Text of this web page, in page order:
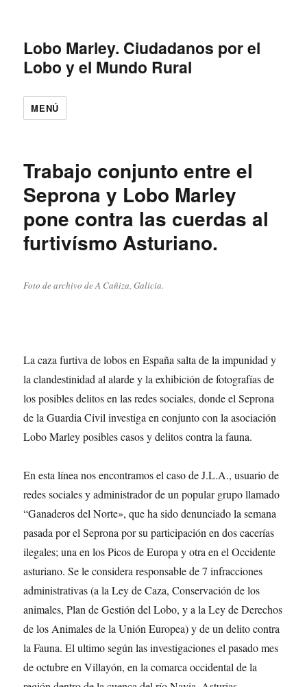
Lobo Marley. Ciudadanos por el
Lobo y el Mundo Rural
MENÚ
Trabajo conjunto entre el
Seprona y Lobo Marley
pone contra las cuerdas al
furtivísmo Asturiano.
Foto de archivo de A Cañiza, Galicia.
La caza furtiva de lobos en España salta de la impunidad y
la clandestinidad al alarde y la exhibición de fotografías de
los posibles delitos en las redes sociales, donde el Seprona
de la Guardia Civil investiga en conjunto con la asociación
Lobo Marley posibles casos y delitos contra la fauna.
En esta línea nos encontramos el caso de J.L.A., usuario de
redes sociales y administrador de un popular grupo llamado
“Ganaderos del Norte», que ha sido denunciado la semana
pasada por el Seprona por su participación en dos cacerías
ilegales; una en los Picos de Europa y otra en el Occidente
asturiano. Se le considera responsable de 7 infracciones
administrativas (a la Ley de Caza, Conservación de los
animales, Plan de Gestión del Lobo, y a la Ley de Derechos
de los Animales de la Unión Europea) y de un delito contra
la Fauna. El ultimo según las investigaciones el pasado mes
de octubre en Villayón, en la comarca occidental de la